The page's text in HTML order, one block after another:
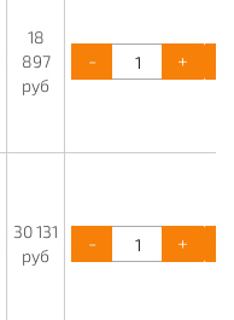
18
897
руб
- +
30 131
руб
- +